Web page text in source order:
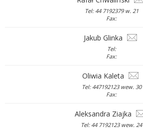
Tel: 44 7192379 w. 21
Fax:
Jakub Glinka
Tel:
Fax:
Oliwia Kaleta
Tel: 447192123 wew. 30
Fax:
Aleksandra Ziajka
Tel: 44 7192123 wew. 24